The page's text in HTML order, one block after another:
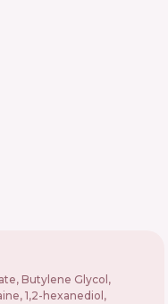
Butylene Glycol,
1,2-hexanediol,